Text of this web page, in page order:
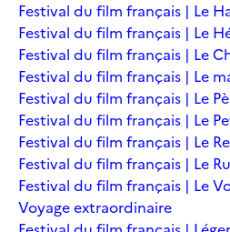
Festival du film français | Le
Festival du film français | Le
Festival du film français | Le
Festival du film français | Le
Festival du film français | Le
Festival du film français | Le
Festival du film français | Le
Festival du film français | Le
Festival du film français | Le
Voyage extraordinaire